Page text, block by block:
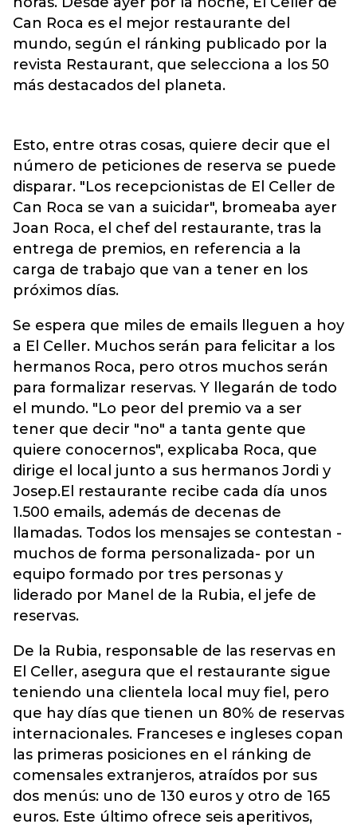
Can Roca es el mejor restaurante del
mundo, según el ránking publicado por la
revista Restaurant, que selecciona a los 50
más destacados del planeta.
Esto, entre otras cosas, quiere decir que el
número de peticiones de reserva se puede
disparar. "Los recepcionistas de El Celler de
Can Roca se van a suicidar", bromeaba ayer
Joan Roca, el chef del restaurante, tras la
entrega de premios, en referencia a la
carga de trabajo que van a tener en los
próximos días.
Se espera que miles de emails lleguen a hoy
a El Celler. Muchos serán para felicitar a los
hermanos Roca, pero otros muchos serán
para formalizar reservas. Y llegarán de todo
el mundo. "Lo peor del premio va a ser
tener que decir "no" a tanta gente que
quiere conocernos", explicaba Roca, que
dirige el local junto a sus hermanos Jordi y
Josep.El restaurante recibe cada día unos
1.500 emails, además de decenas de
llamadas. Todos los mensajes se contestan -
muchos de forma personalizada- por un
equipo formado por tres personas y
liderado por Manel de la Rubia, el jefe de
reservas.
De la Rubia, responsable de las reservas en
El Celler, asegura que el restaurante sigue
teniendo una clientela local muy fiel, pero
que hay días que tienen un 80% de reservas
internacionales. Franceses e ingleses copan
las primeras posiciones en el ránking de
comensales extranjeros, atraídos por sus
dos menús: uno de 130 euros y otro de 165
euros. Este último ofrece seis aperitivos,